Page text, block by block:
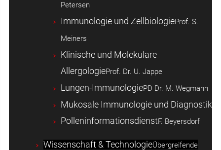
Petersen
Immunologie und ZellbiologieProf. S.
Meiners
Klinische und Molekulare
AllergologieProf. Dr. U. Jappe
Lungen-ImmunologiePD Dr. M. Wegmann
Mukosale Immunologie und Diagnostik
PolleninformationsdienstF. Beyersdorf
Wissenschaft & TechnologieÜbergreifende